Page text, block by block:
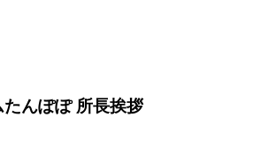
たんぽぽ 所長挨拶